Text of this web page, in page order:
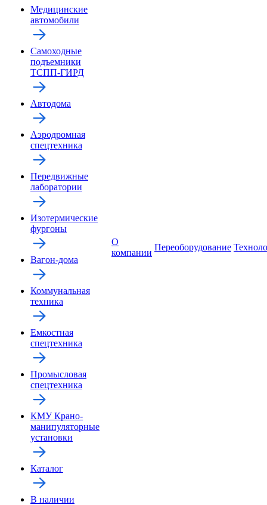
Медицинские
автомобили
Самоходные
подъемники
ТСПП-ГИРД
Автодома
Аэродромная
спецтехника
Передвижные
лаборатории
Изотермические
фургоны
Вагон-дома
Коммунальная
техника
Емкостная
спецтехника
Промысловая
спецтехника
КМУ Крано-
манипуляторные
установки
Каталог
В наличии
О
компании
Переоборудование